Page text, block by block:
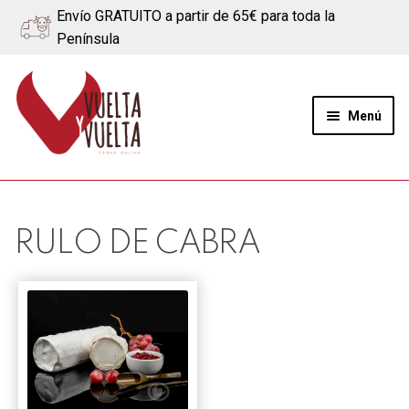
Envío GRATUITO a partir de 65€ para toda la
Península
Ir
a
navegación
Ir
al
contenido
Menú
Quiénes somos
Ternera
Cerdo
Blog
RULO DE CABRA